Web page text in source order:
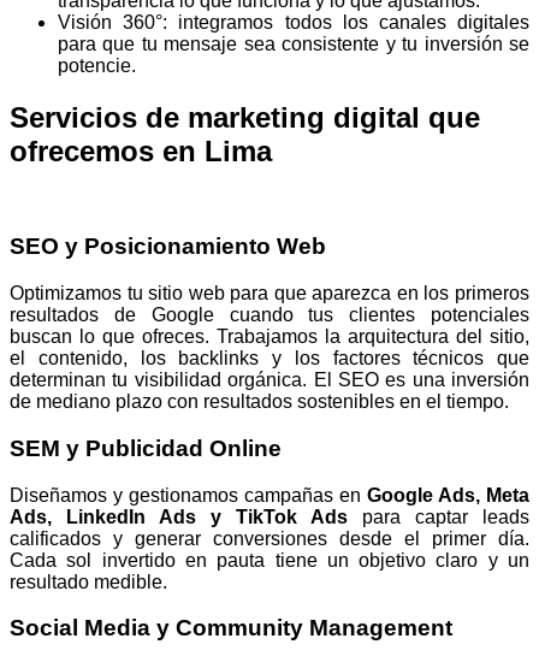
Visión 360°: integramos todos los canales digitales
para que tu mensaje sea consistente y tu inversión se
potencie.
Servicios de marketing digital que
ofrecemos en Lima
SEO y Posicionamiento Web
Optimizamos tu sitio web para que aparezca en los primeros
resultados de Google cuando tus clientes potenciales
buscan lo que ofreces. Trabajamos la arquitectura del sitio,
el contenido, los backlinks y los factores técnicos que
determinan tu visibilidad orgánica. El SEO es una inversión
de mediano plazo con resultados sostenibles en el tiempo.
SEM y Publicidad Online
Diseñamos y gestionamos campañas en Google Ads, Meta
Ads, LinkedIn Ads y TikTok Ads para captar leads
calificados y generar conversiones desde el primer día.
Cada sol invertido en pauta tiene un objetivo claro y un
resultado medible.
Social Media y Community Management